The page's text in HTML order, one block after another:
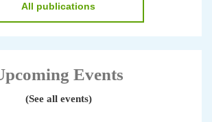
All publications
Events
(See all events)